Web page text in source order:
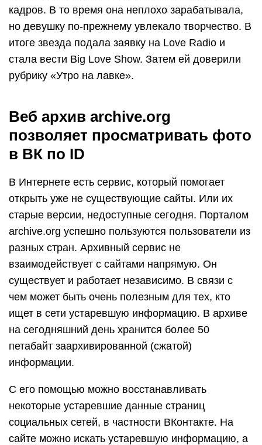
кадров. В то время она неплохо зарабатывала,
но девушку по-прежнему увлекало творчество. В
итоге звезда подала заявку на Love Radio и
стала вести Big Love Show. Затем ей доверили
рубрику «Утро на лавке».
Веб архив archive.org
позволяет просматривать фото
в ВК по ID
В Интернете есть сервис, который помогает
открыть уже не существующие сайты. Или их
старые версии, недоступные сегодня. Порталом
archive.org успешно пользуются пользователи из
разных стран. Архивный сервис не
взаимодействует с сайтами напрямую. Он
существует и работает независимо. В связи с
чем может быть очень полезным для тех, кто
ищет в сети устаревшую информацию. В архиве
на сегодняшний день хранится более 50
петабайт заархивированной (сжатой)
информации.
С его помощью можно восстанавливать
некоторые устаревшие данные страниц
социальных сетей, в частности ВКонтакте. На
сайте можно искать устаревшую информацию, а